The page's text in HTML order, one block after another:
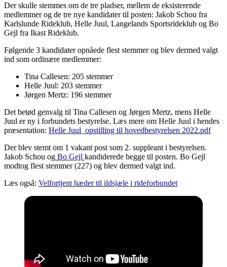
Der skulle stemmes om de tre pladser, mellem de eksisterende
medlemmer og de tre nye kandidater til posten: Jakob Schou fra
Karlslunde Rideklub, Helle Juul, Langelands Sportsrideklub og Bo
Gejl fra Ikast Rideklub.
Følgende 3 kandidater opnåede flest stemmer og blev dermed valgt
ind som ordinære medlemmer:
Tina Callesen: 205 stemmer
Helle Juul: 203 stemmer
Jørgen Mertz: 196 stemmer
Det betød genvalg til Tina Callesen og Jørgen Mertz, mens Helle
Juul er ny i forbundets bestyrelse. Læs mere om Helle Juul i hendes
præsentation: Helle Juul_opstilling til hovedbestyrelsen 2022.pdf
Der blev stemt om 1 vakant post som 2. suppleant i bestyrelsen.
Jakob Schou og Bo Gejl kandiderede begge til posten. Bo Gejl
modtog flest stemmer (227) og blev dermed valgt ind.
Læs også: Velfortjent hæder til ildsjæle i rideforbundet